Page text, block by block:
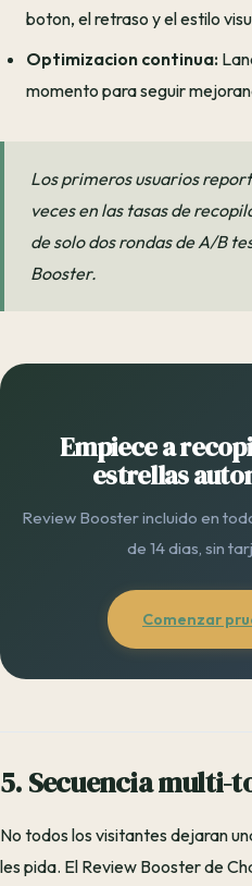
boton, el retraso y el estilo
Optimizacion continua:
momento para seguir
Los primeros usuarios
veces en las tasas de
de solo dos rondas de A/B
Booster.
Empiece a
estrellas
Review Booster incluido en
de 14 dias, sin
Comenzar
5. Secuencia multi-
No todos los visitantes dejaran
les pida. El Review Booster de